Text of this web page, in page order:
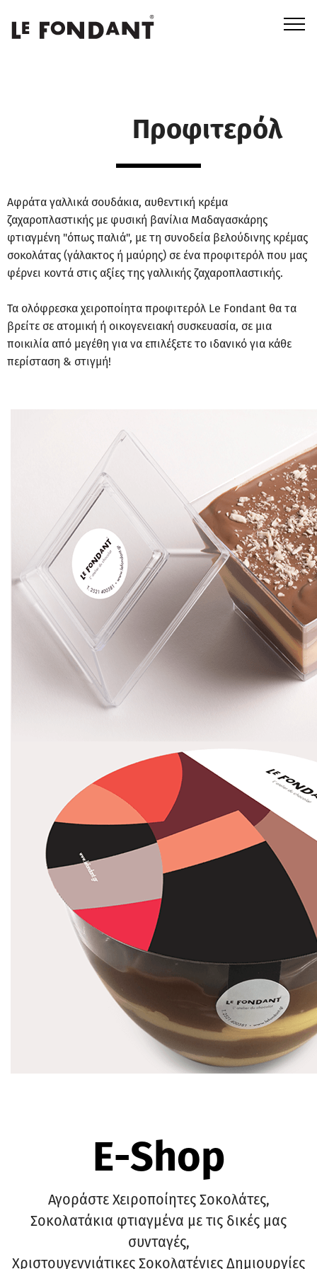
Προφιτερόλ
Αφράτα γαλλικά σουδάκια, αυθεντική κρέμα
ζαχαροπλαστικής με φυσική βανίλια Μαδαγασκάρης
φτιαγμένη "όπως παλιά", με τη συνοδεία βελούδινης κρέμας
σοκολάτας (γάλακτος ή μαύρης) σε ένα προφιτερόλ που μας
φέρνει κοντά στις αξίες της γαλλικής ζαχαροπλαστικής.
Τα ολόφρεσκα χειροποίητα προφιτερόλ Le Fondant θα τα
βρείτε σε ατομική ή οικογενειακή συσκευασία, σε μια
ποικιλία από μεγέθη για να επιλέξετε το ιδανικό για κάθε
περίσταση & στιγμή!
E-Shop
Αγοράστε Χειροποίητες Σοκολάτες,
Σοκολατάκια φτιαγμένα με τις δικές μας
συνταγές,
Χριστουγεννιάτικες Σοκολατένιες Δημιουργίες